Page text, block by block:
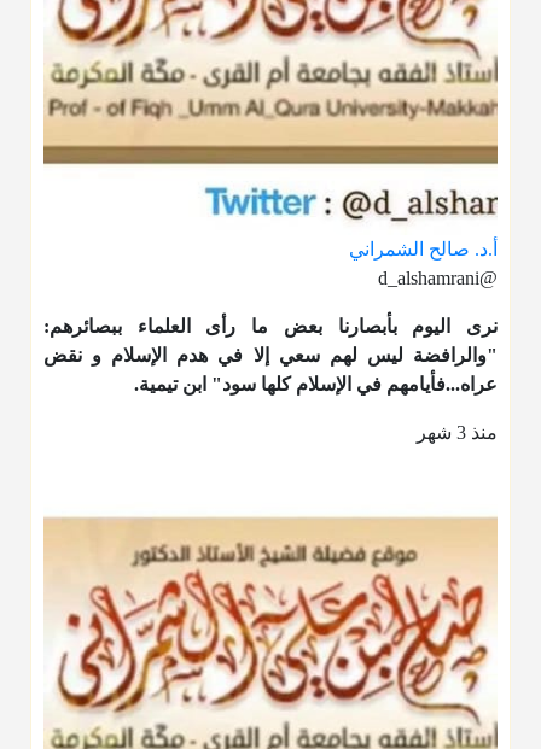
أ.د. صالح الشمراني
@d_alshamrani
نرى اليوم بأبصارنا بعض ما رأى العلماء ببصائرهم:
"والرافضة ليس لهم سعي إلا في هدم الإسلام و نقض
عراه...فأيامهم في الإسلام كلها سود" ابن تيمية.
منذ 3 شهر